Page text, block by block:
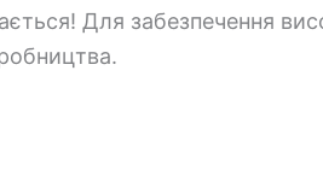
Для забезпечення